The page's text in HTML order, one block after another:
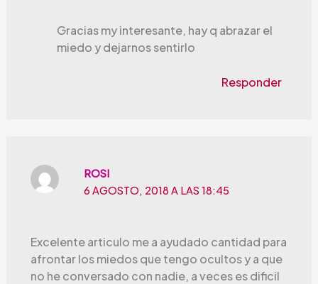
Gracias my interesante, hay q abrazar el
miedo y dejarnos sentirlo
Responder
ROSI
6 AGOSTO, 2018 A LAS 18:45
Excelente articulo me a ayudado cantidad para
afrontar los miedos que tengo ocultos y a que
no he conversado con nadie, a veces es dificil